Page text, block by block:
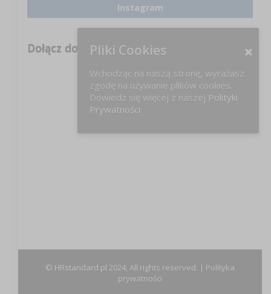
Instagram
Dołącz do nas na FB!
© HRstandard.pl 2024, All rights reserved. | Polityka
prywatności
Pliki Cookies
Wchodząc na naszą stronę, wyrażasz
zgodę na używanie plików cookies.
Dowiedz się więcej z naszej Polityki
Prywatności